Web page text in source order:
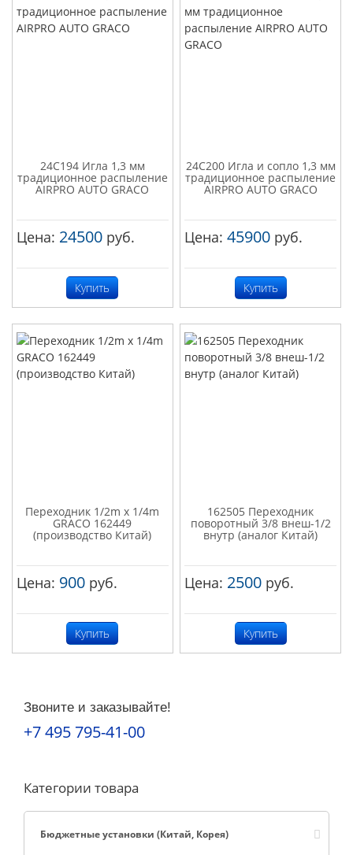
Звоните и заказывайте!
+7 495 795-41-00
Категории товара
Бюджетные установки (Китай, Корея)
24C194 Игла 1,3 мм
традиционное распыление
AIRPRO AUTO GRACO
Цена: 24500 руб.
Купить
24C200 Игла и сопло 1,3 мм
традиционное распыление
AIRPRO AUTO GRACO
Цена:45900 руб.
Купить
Переходник 1/2m x 1/4m
GRACO 162449
(производство Китай)
Цена: 900 руб.
Купить
162505 Переходник
поворотный 3/8 внеш-1/2
внутр (аналог Китай)
Цена: 2500 руб.
Купить